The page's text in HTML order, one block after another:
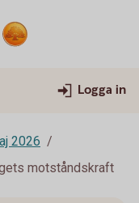
Logga in
2026
motståndskraft